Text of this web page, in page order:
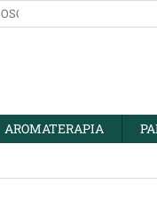
ÚDAJOV
AROMATERAPIA